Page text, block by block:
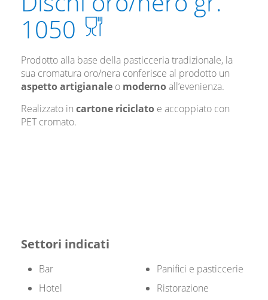
1050
Prodotto alla base della pasticceria tradizionale, la
sua cromatura oro/nera conferisce al prodotto un
aspetto artigianale o modernoall’evenienza.
Realizzato in cartone riciclato e accoppiato con
PET cromato.
Settori indicati
Bar
Hotel
Panifici e pasticcerie
Ristorazione